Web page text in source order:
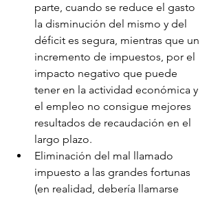
parte, cuando se reduce el gasto
la disminución del mismo y del
déficit es segura, mientras que un
incremento de impuestos, por el
impacto negativo que puede
tener en la actividad económica y
el empleo no consigue mejores
resultados de recaudación en el
largo plazo.
Eliminación del mal llamado
impuesto a las grandes fortunas
(en realidad, debería llamarse